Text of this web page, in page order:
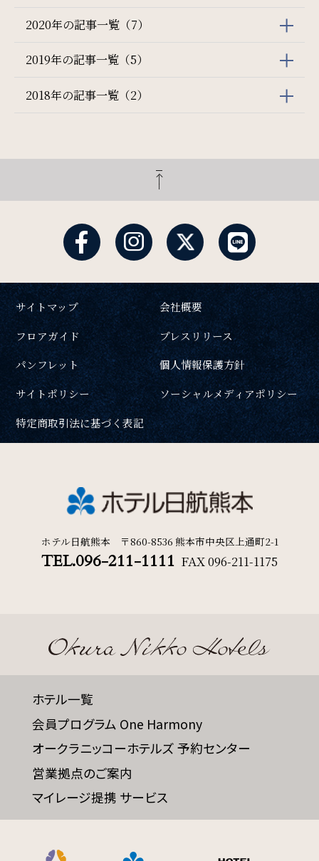
2020年の記事一覧（7）
2019年の記事一覧（5）
2018年の記事一覧（2）
サイトマップ
会社概要
フロアガイド
プレスリリース
パンフレット
個人情報保護方針
サイトポリシー
ソーシャルメディアポリシー
特定商取引法に基づく表記
ホテル日航熊本 〒860-8536 熊本市中央区上通町2-1
TEL.096-211-1111 FAX096-211-1175
ホテル一覧
会員プログラム One Harmony
オークラニッコーホテルズ 予約センター
営業拠点のご案内
マイレージ提携 サービス